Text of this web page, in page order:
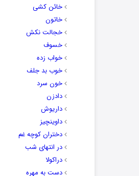
خائن کشی
خاتون
خجالت نکش
خسوف
خواب زده
خوب بد جلف
خون سرد
دادزن
داریوش
داوینچیز
دختران کوچه غم
در انتهای شب
دراکولا
دست به مهره